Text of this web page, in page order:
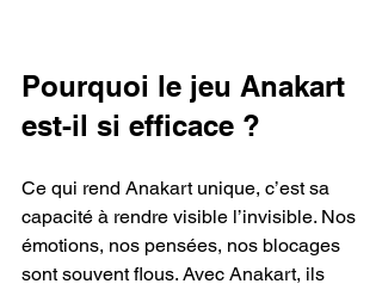
Pourquoi le jeu Anakart
est-il si efficace ?
Ce qui rend Anakart unique, c’est sa
capacité à rendre visible l’invisible. Nos
émotions, nos pensées, nos blocages
sont souvent flous. Avec Anakart, ils